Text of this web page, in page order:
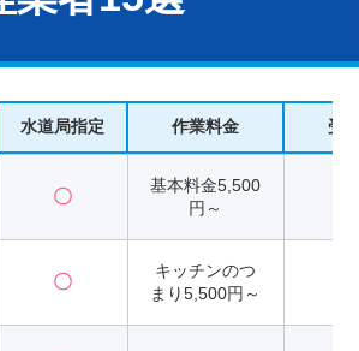
水道局指定 作業料金 受
〇
基本料金5,500
円～
〇
キッチンのつ
まり5,500円～